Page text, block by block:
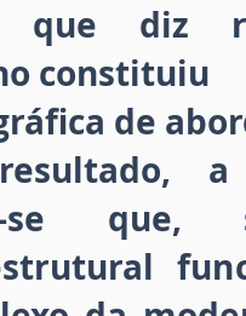
que diz
constituiu
de
se